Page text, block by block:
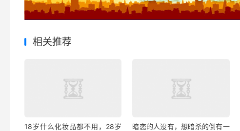
相关推荐
18岁什么化妆品都不用，28岁
暗恋的人没有，想暗杀的倒有一